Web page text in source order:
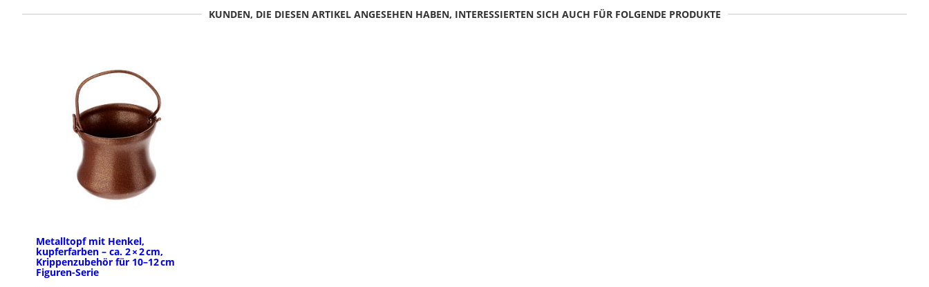
KUNDEN, DIE DIESEN ARTIKEL ANGESEHEN HABEN, INTERESSIERTEN SICH AUCH FÜR FOLGENDE PRODUKTE
Metalltopf mit Henkel,
kupferfarben – ca. 2 × 2 cm,
Krippenzubehör für 10–12 cm
Figuren-Serie